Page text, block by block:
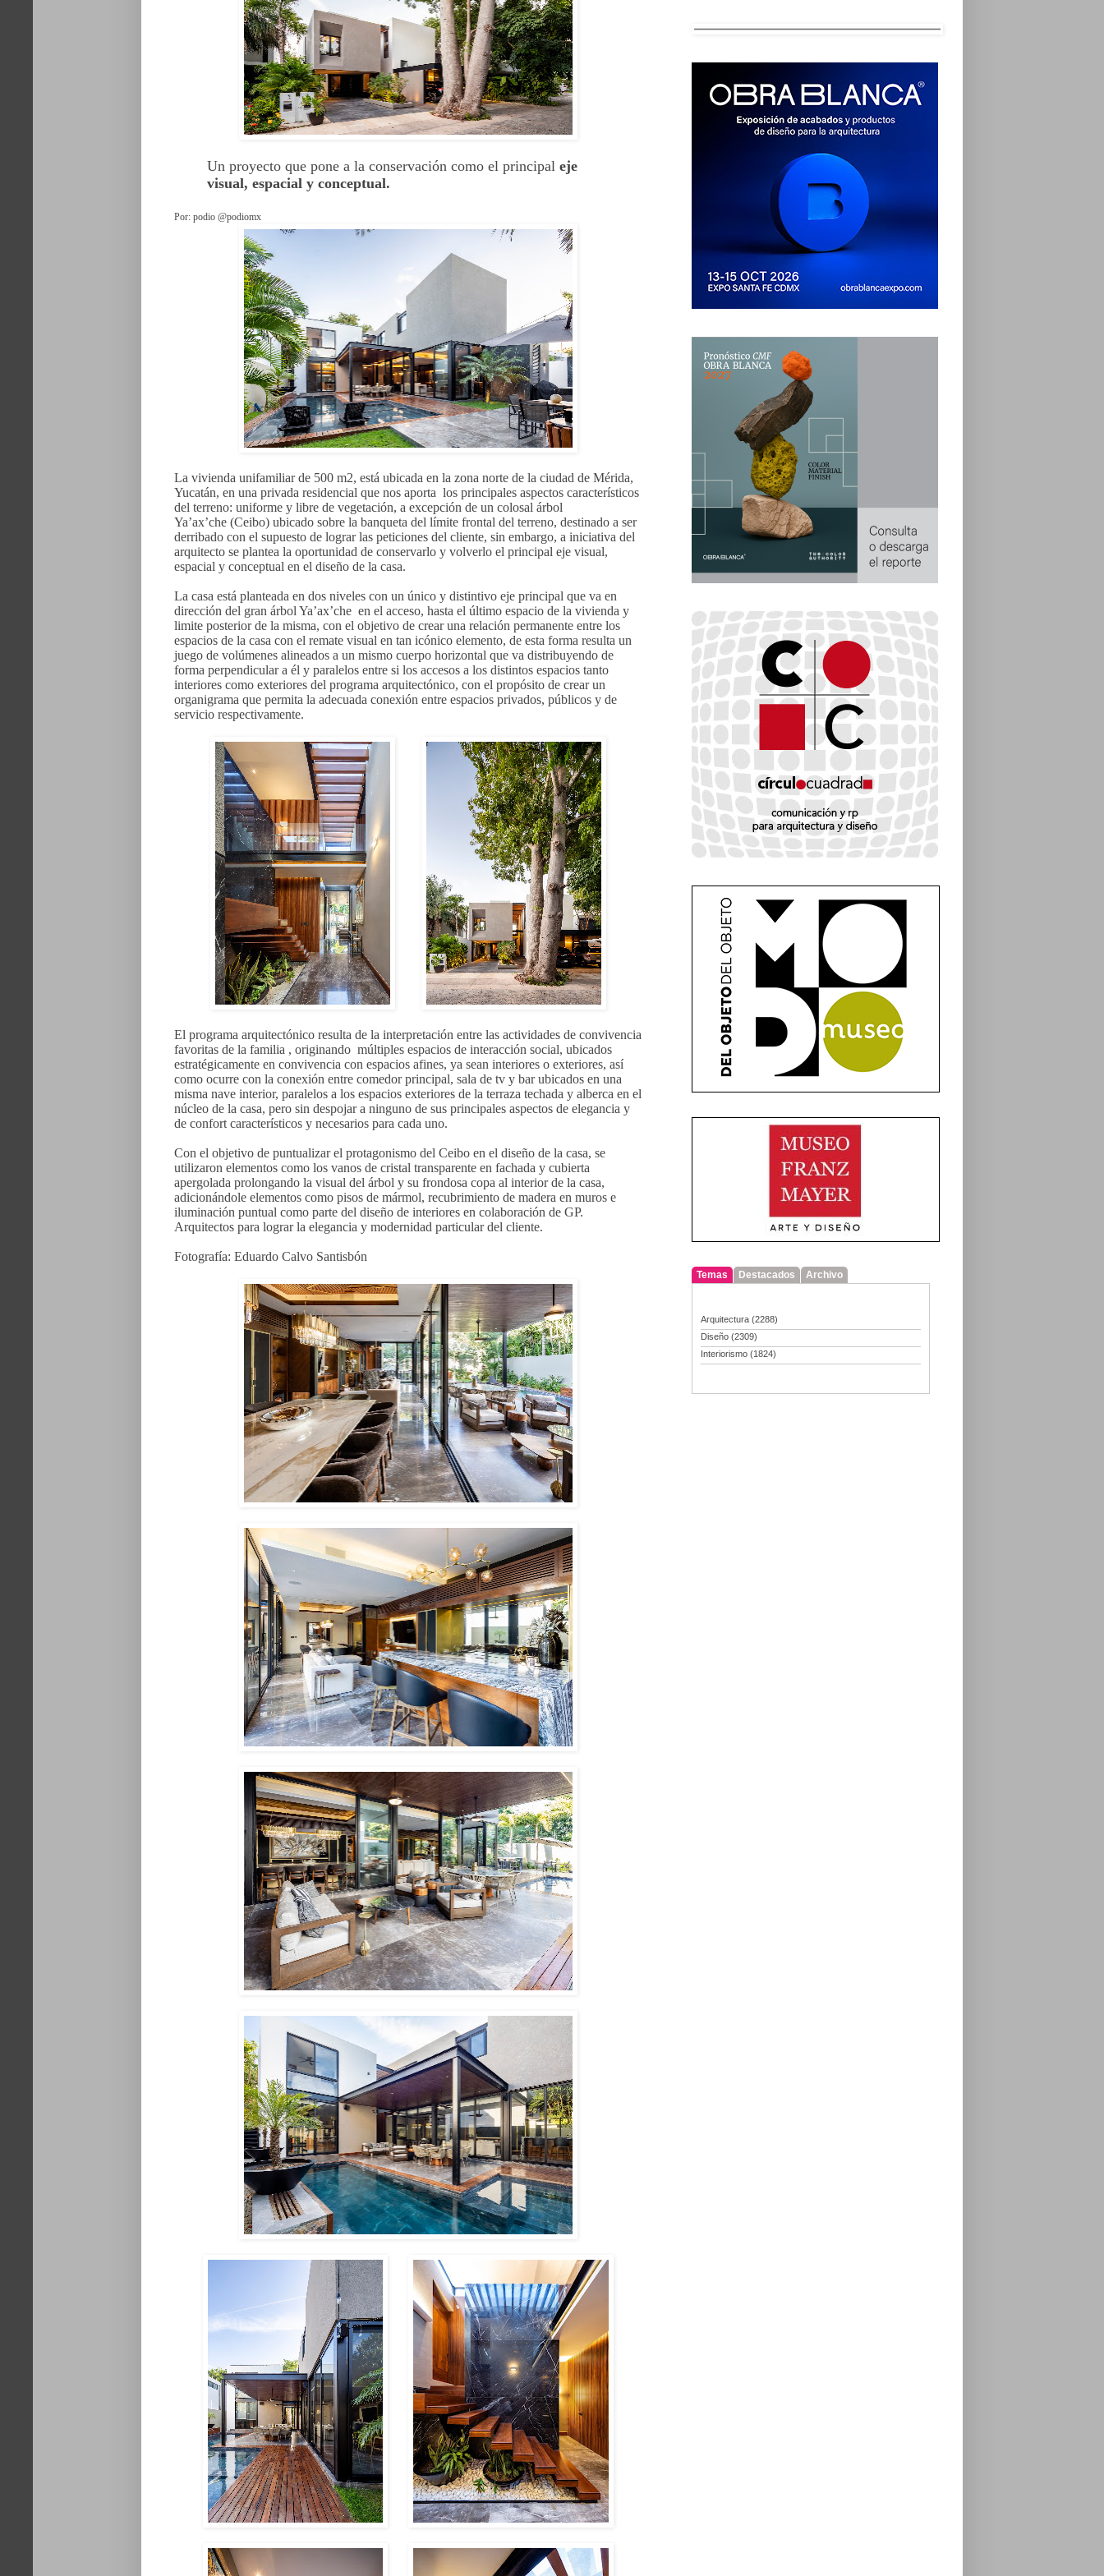
Un proyecto que pone a la conservación como el principal eje
visual, espacial y conceptual.
Por: podio @podiomx
La vivienda unifamiliar de 500 m2, está ubicada en la zona norte de la ciudad de Mérida,
Yucatán, en una privada residencial que nos aporta los principales aspectos característicos
del terreno: uniforme y libre de vegetación, a excepción de un colosal árbol
Ya’ax’che (Ceibo) ubicado sobre la banqueta del límite frontal del terreno, destinado a ser
derribado con el supuesto de lograr las peticiones del cliente, sin embargo, a iniciativa del
arquitecto se plantea la oportunidad de conservarlo y volverlo el principal eje visual,
espacial y conceptual en el diseño de la casa.
La casa está planteada en dos niveles con un único y distintivo eje principal que va en
dirección del gran árbol Ya’ax’che en el acceso, hasta el último espacio de la vivienda y
limite posterior de la misma, con el objetivo de crear una relación permanente entre los
espacios de la casa con el remate visual en tan icónico elemento, de esta forma resulta un
juego de volúmenes alineados a un mismo cuerpo horizontal que va distribuyendo de
forma perpendicular a él y paralelos entre si los accesos a los distintos espacios tanto
interiores como exteriores del programa arquitectónico, con el propósito de crear un
organigrama que permita la adecuada conexión entre espacios privados, públicos y de
servicio respectivamente.
El programa arquitectónico resulta de la interpretación entre las actividades de convivencia
favoritas de la familia , originando múltiples espacios de interacción social, ubicados
estratégicamente en convivencia con espacios afines, ya sean interiores o exteriores, así
como ocurre con la conexión entre comedor principal, sala de tv y bar ubicados en una
misma nave interior, paralelos a los espacios exteriores de la terraza techada y alberca en el
núcleo de la casa, pero sin despojar a ninguno de sus principales aspectos de elegancia y
de confort característicos y necesarios para cada uno.
Con el objetivo de puntualizar el protagonismo del Ceibo en el diseño de la casa, se
utilizaron elementos como los vanos de cristal transparente en fachada y cubierta
apergolada prolongando la visual del árbol y su frondosa copa al interior de la casa,
adicionándole elementos como pisos de mármol, recubrimiento de madera en muros e
iluminación puntual como parte del diseño de interiores en colaboración de GP.
Arquitectos para lograr la elegancia y modernidad particular del cliente.
Fotografía: Eduardo Calvo Santisbón
Temas Destacados Archivo
Arquitectura (2288)
Diseño (2309)
Interiorismo (1824)